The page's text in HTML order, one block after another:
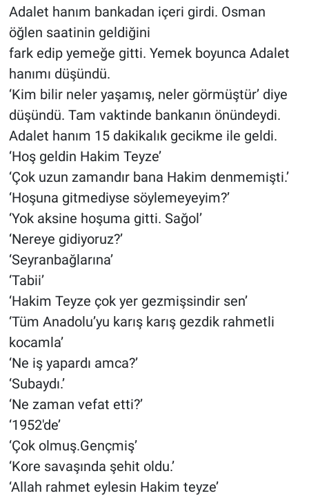
Adalet hanım bankadan içeri girdi. Osman
öğlen saatinin geldiğini
fark edip yemeğe gitti. Yemek boyunca Adalet
hanımı düşündü.
‘Kim bilir neler yaşamış, neler görmüştür’ diye
düşündü. Tam vaktinde bankanın önündeydi.
Adalet hanım 15 dakikalık gecikme ile geldi.
‘Hoş geldin Hakim Teyze’
‘Çok uzun zamandır bana Hakim denmemişti.’
‘Hoşuna gitmediyse söylemeyeyim?’
‘Yok aksine hoşuma gitti. Sağol’
‘Nereye gidiyoruz?’
‘Seyranbağlarına’
‘Tabii’
‘Hakim Teyze çok yer gezmişsindir sen’
‘Tüm Anadolu’yu karış karış gezdik rahmetli
kocamla’
‘Ne iş yapardı amca?’
‘Subaydı.’
‘Ne zaman vefat etti?’
‘1952′de’
‘Çok olmuş.Gençmiş’
‘Kore savaşında şehit oldu.’
‘Allah rahmet eylesin Hakim teyze’